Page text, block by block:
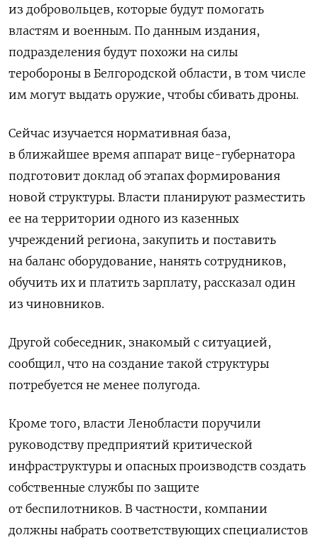
из добровольцев, которые будут помогать
властям и военным. По данным издания,
подразделения будут похожи на силы
теробороны в Белгородской области, в том числе
им могут выдать оружие, чтобы сбивать дроны.
Сейчас изучается нормативная база,
в ближайшее время аппарат вице-губернатора
подготовит доклад об этапах формирования
новой структуры. Власти планируют разместить
ее на территории одного из казенных
учреждений региона, закупить и поставить
на баланс оборудование, нанять сотрудников,
обучить их и платить зарплату, рассказал один
из чиновников.
Другой собеседник, знакомый с ситуацией,
сообщил, что на создание такой структуры
потребуется не менее полугода.
Кроме того, власти Ленобласти поручили
руководству предприятий критической
инфраструктуры и опасных производств создать
собственные службы по защите
от беспилотников. В частности, компании
должны набрать соответствующих специалистов